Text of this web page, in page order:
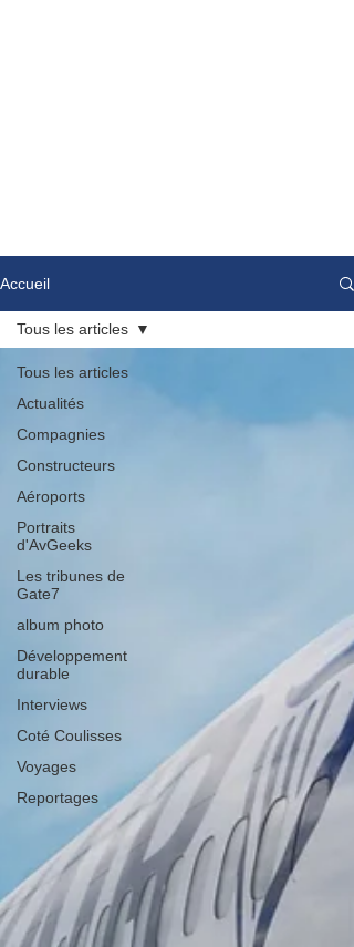
Accueil
Tous les articles
Actualités
Compagnies
Constructeurs
Aéroports
Portraits
d'AvGeeks
Les tribunes de
Gate7
album photo
Développement
durable
Interviews
Coté Coulisses
Voyages
Reportages
Tous les articles